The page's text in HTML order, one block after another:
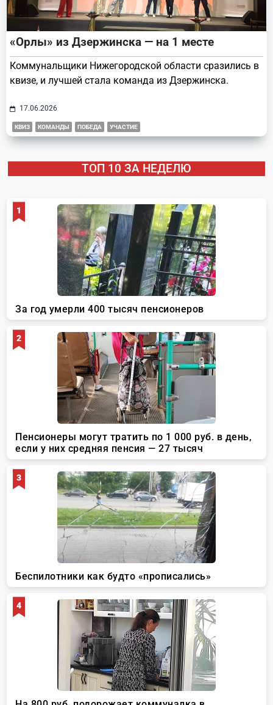
«Орлы» из Дзержинска — на 1 месте
Коммунальщики Нижегородской области сразились в
квизе, и лучшей стала команда из Дзержинска.
17.06.2026
КВИЗ КОМАНДЫ ПОБЕДА УЧАСТИЕ
ТОП 10 ЗА НЕДЕЛЮ